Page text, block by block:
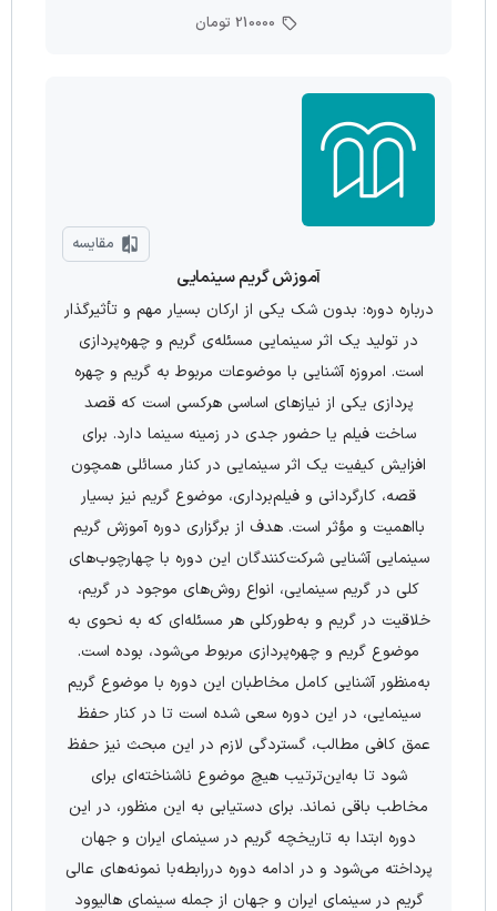
210000 تومان
مقایسه
آموزش گریم سینمایی
درباره دوره: بدون شک یکی از ارکان بسیار مهم و تأثیرگذار
در تولید یک اثر سینمایی مسئله‌ی گریم و چهره‌­پردازی
است. امروزه آشنایی با موضوعات مربوط به گریم و چهره­‌
پردازی یکی از نیازهای اساسی هرکسی است که قصد
ساخت فیلم یا حضور جدی در زمینه سینما دارد. برای
افزایش کیفیت یک اثر سینمایی در کنار مسائلی همچون
قصه، کارگردانی و فیلم­‌برداری، موضوع گریم نیز بسیار
بااهمیت و مؤثر است. هدف از برگزاری دوره آموزش گریم
سینمایی آشنایی شرکت‌کنندگان این دوره با چهارچوب‌­های
کلی در گریم سینمایی، انواع روش­‌های موجود در گریم،
خلاقیت در گریم و به‌طورکلی هر مسئله‌ای که به نحوی به
موضوع گریم و چهره‌­پردازی مربوط می­‌شود، بوده است.
به‌منظور آشنایی کامل مخاطبان این دوره با موضوع گریم
سینمایی، در این دوره سعی شده است تا در کنار حفظ
عمق کافی مطالب، گستردگی لازم در این مبحث نیز حفظ
شود تا به‌این‌ترتیب هیچ موضوع ناشناخته­‌ای برای
مخاطب باقی نماند. برای دستیابی به این منظور، در این
دوره ابتدا به تاریخچه گریم در سینمای ایران و جهان
پرداخته می­‌شود و در ادامه دوره دررابطه‌با نمونه‌­های عالی
گریم در سینمای ایران و جهان از جمله سینمای هالیوود